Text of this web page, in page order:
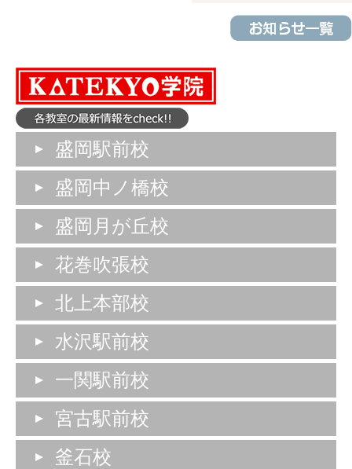
盛岡駅前校
盛岡中ノ橋校
盛岡月が丘校
花巻吹張校
北上本部校
水沢駅前校
一関駅前校
宮古駅前校
釜石校